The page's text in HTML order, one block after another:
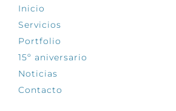
Inicio
Servicios
Portfolio
15º aniversario
Noticias
Contacto